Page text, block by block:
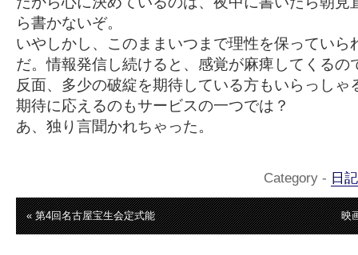
ら書かないぞ。
いやしかし、このままいつまで理性を保っていら
だ。情報発信し続けると、感覚が麻痺してくるの
反面、多少の破綻を期待している方もいらっしゃ
期待に応えるのもサービスの一つでは？
あ、独り言聞かれちゃった。
Category - 日記
« 第4回名古屋宝生会定式能 映